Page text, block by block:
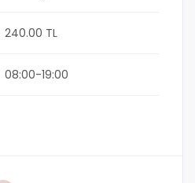
240.00 TL
08:00-19:00